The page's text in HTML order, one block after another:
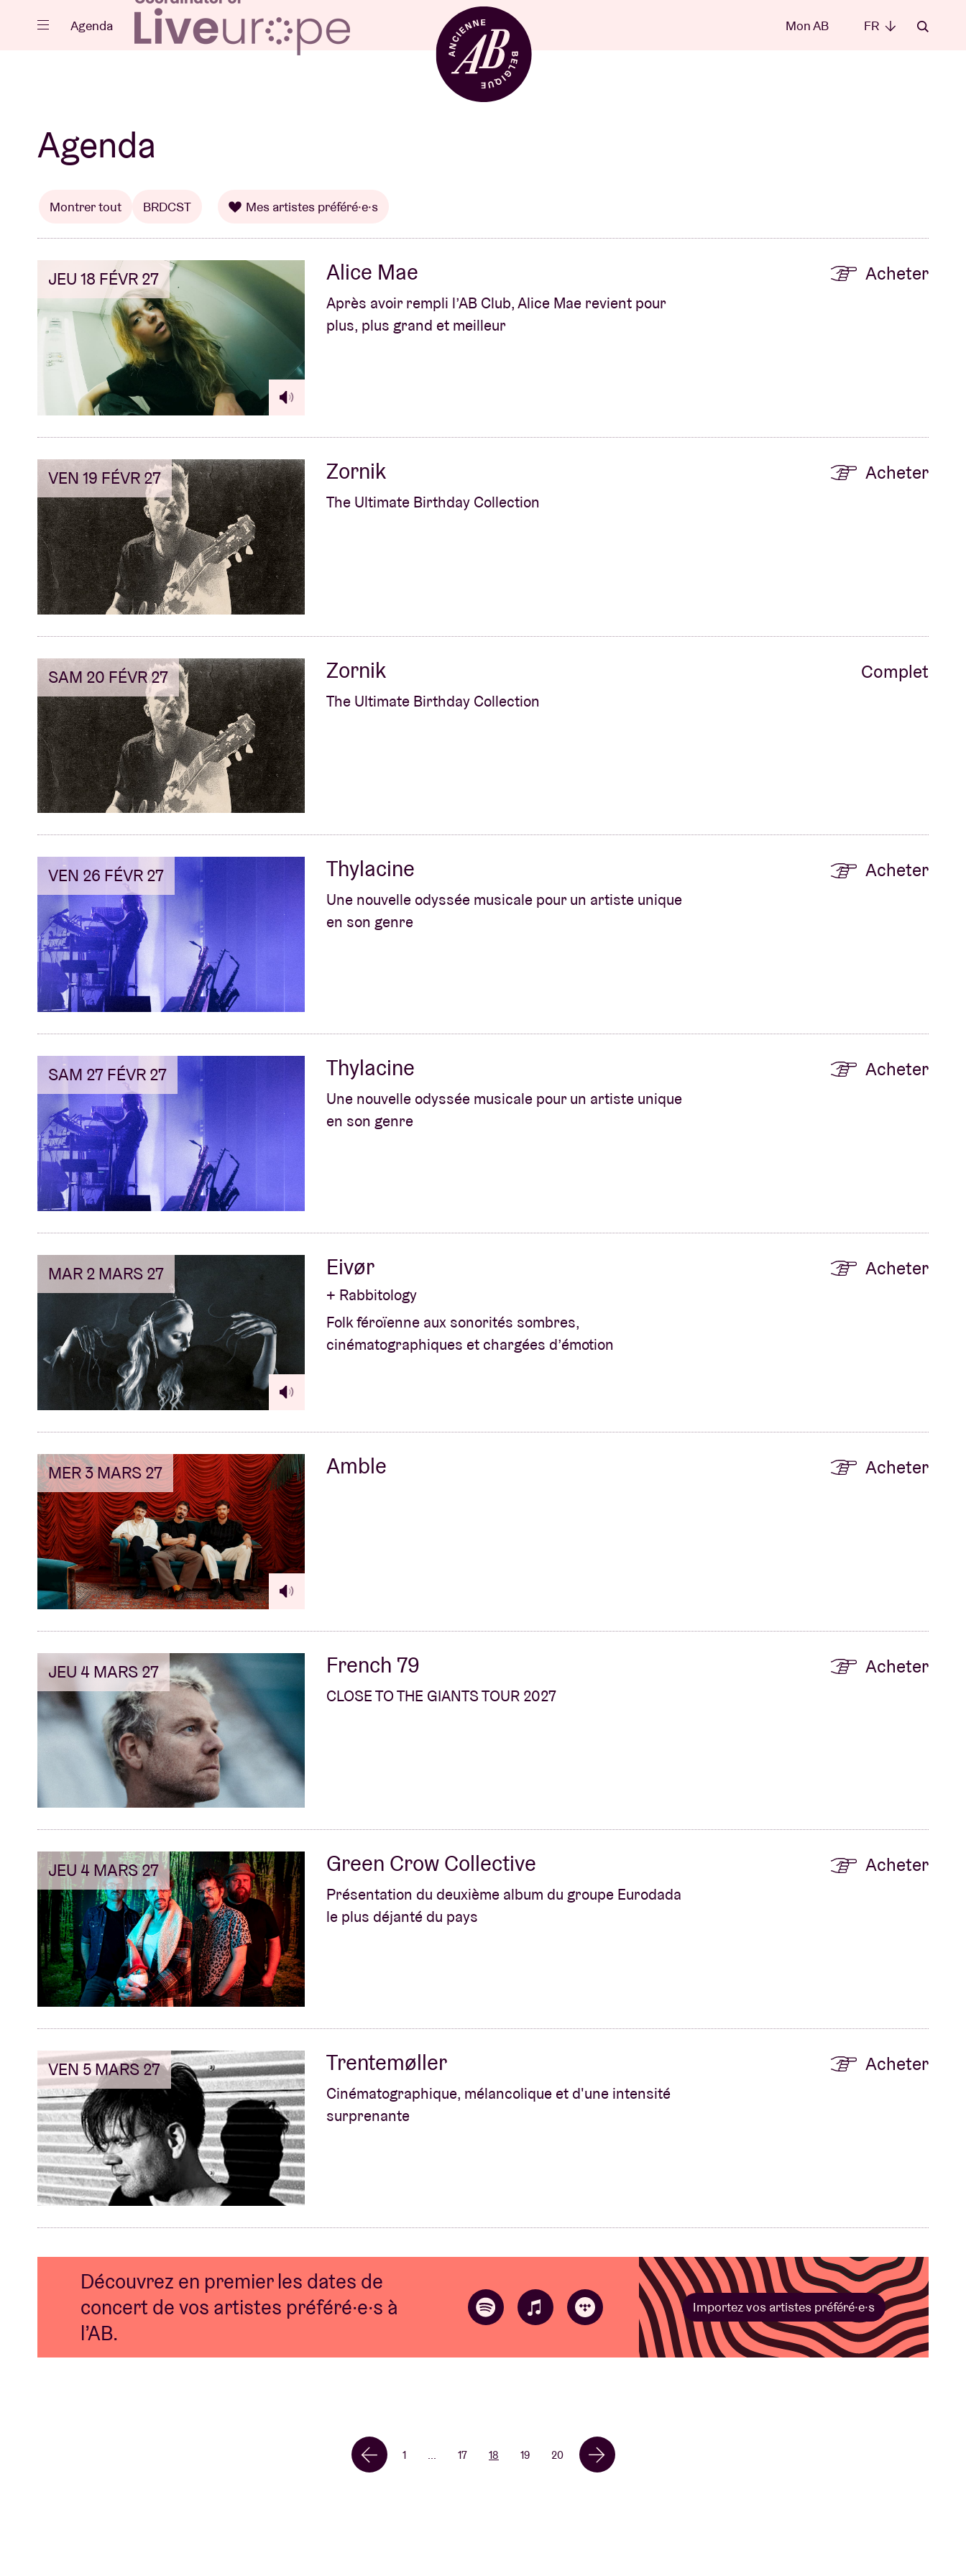
Fermer FR
Agenda
Projets
Actualités
Infos visiteurs
AB ❤ you
ABtv
Chèque-concert
Agenda Mon AB FR
Agenda
Montrer tout BRDCST Mes artistes préféré·e·s
JEU 18 FÉVR 27 Alice Mae
Après avoir rempli l’AB Club, Alice Mae revient pour
plus, plus grand et meilleur
Acheter
VEN 19 FÉVR 27 Zornik
The Ultimate Birthday Collection
Acheter
SAM 20 FÉVR 27 Zornik
The Ultimate Birthday Collection
Complet
VEN 26 FÉVR 27 Thylacine
Une nouvelle odyssée musicale pour un artiste unique
en son genre
Acheter
SAM 27 FÉVR 27 Thylacine
Une nouvelle odyssée musicale pour un artiste unique
en son genre
Acheter
MAR 2 MARS 27 Eivør
+ Rabbitology
Folk féroïenne aux sonorités sombres,
cinématographiques et chargées d’émotion
Acheter
MER 3 MARS 27 Amble Acheter
JEU 4 MARS 27 French 79
CLOSE TO THE GIANTS TOUR 2027
Acheter
JEU 4 MARS 27 Green Crow Collective
Présentation du deuxième album du groupe Eurodada
le plus déjanté du pays
Acheter
VEN 5 MARS 27 Trentemøller
Cinématographique, mélancolique et d'une intensité
surprenante
Acheter
Découvrez en premier les dates de
concert de vos artistes préféré·e·s à
l’AB.
Importez vos artistes préféré·e·s
1 17 18 19 20